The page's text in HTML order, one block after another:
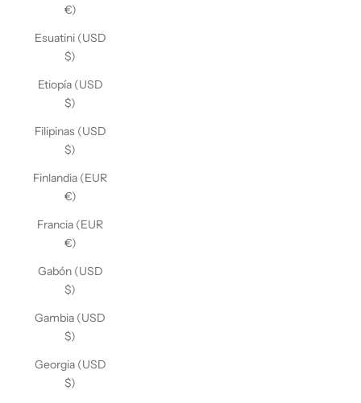
€)
Esuatini (USD
$)
Etiopía (USD
$)
Filipinas (USD
$)
Finlandia (EUR
€)
Francia (EUR
€)
Gabón (USD
$)
Gambia (USD
$)
Georgia (USD
$)